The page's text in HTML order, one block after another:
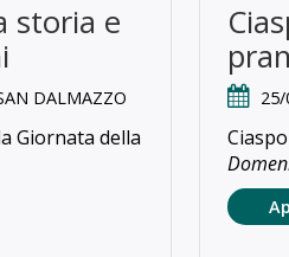
storia e
DALMAZZO
Giornata della